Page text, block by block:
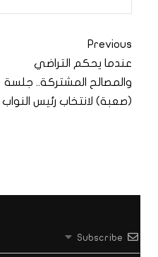
Previous
عندما يحكم التراضي
والمصالح المشتركة.. جلسة
(صعبة) لانتخاب رئيس النواب
Subscribe